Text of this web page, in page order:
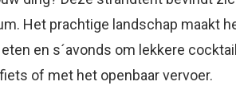
Het prachtige landschap maakt
en s´avonds om lekkere
of met het openbaar vervoer.